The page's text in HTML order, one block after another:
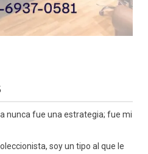
nunca fue una estrategia; fue mi
soy un tipo al que le